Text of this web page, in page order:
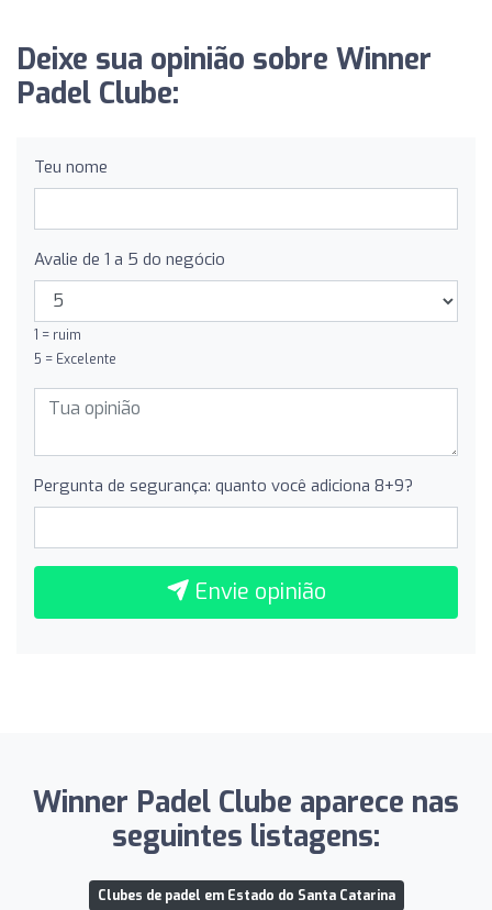
Deixe sua opinião sobre Winner
Padel Clube:
Teu nome
Avalie de 1 a 5 do negócio
1 = ruim
5 = Excelente
Pergunta de segurança: quanto você adiciona 8+9?
Envie opinião
Winner Padel Clube aparece nas
seguintes listagens:
Clubes de padel em Estado do Santa Catarina